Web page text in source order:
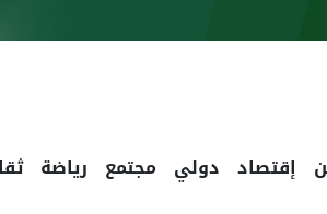
إقتصاد دولي مجتمع رياضة